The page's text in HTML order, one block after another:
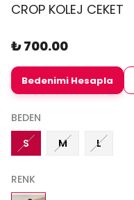
CROP KOLEJ CEKET
₺ 700.00
Bedenimi Hesapla
BEDEN
S
M L
RENK